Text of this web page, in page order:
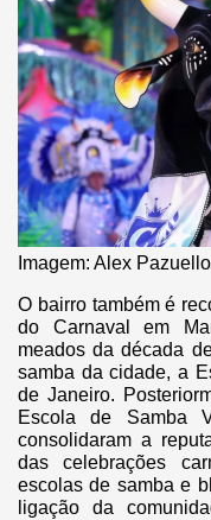
Imagem: Alex
O bairro também é
do Carnaval em
meados da década
samba da cidade, a
de Janeiro.
Escola de Samba
consolidaram a
das celebrações
escolas de samba e
ligação da